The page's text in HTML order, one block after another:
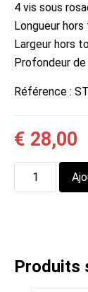
€ 28,00
4 vis sous
Longueur
Largeur hors
Profondeur de
quantité
de
massif
Référence :
Produits